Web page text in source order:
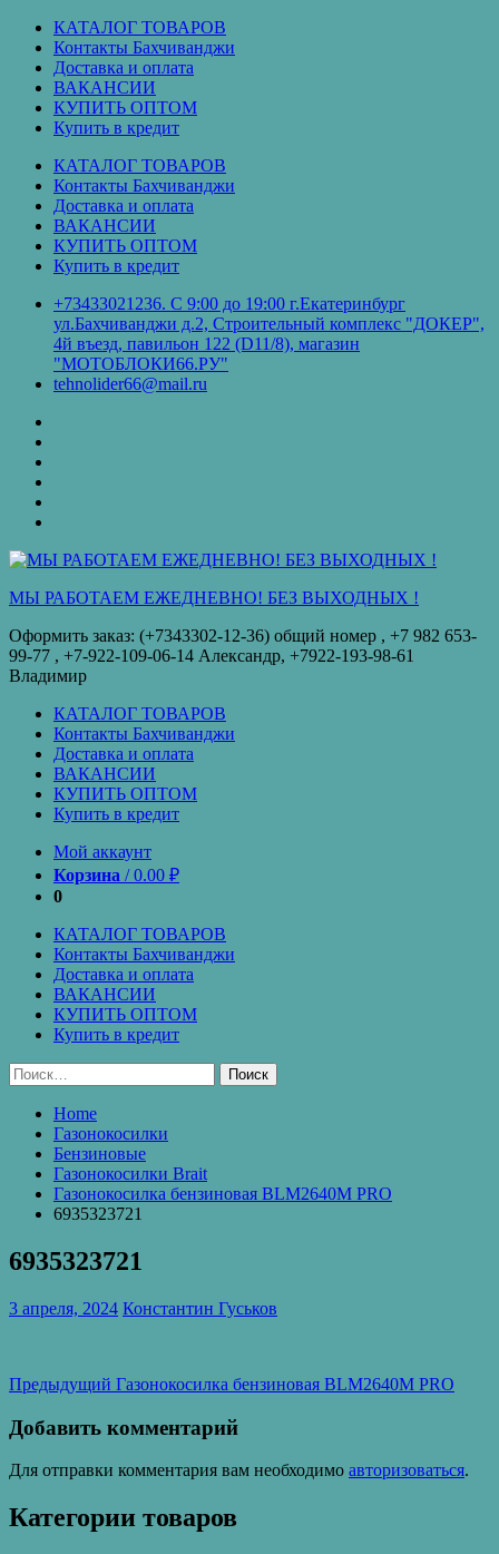
Перейти
содержимому
КАТАЛОГ ТОВАРОВ
Контакты Бахчиванджи
Доставка и оплата
ВАКАНСИИ
КУПИТЬ ОПТОМ
Купить в кредит
КАТАЛОГ ТОВАРОВ
Контакты Бахчиванджи
Доставка и оплата
ВАКАНСИИ
КУПИТЬ ОПТОМ
Купить в кредит
+73433021236. С 9:00 до 19:00 г.Екатеринбург
ул.Бахчиванджи д.2, Строительный комплекс "ДОКЕР",
4й въезд, павильон 122 (D11/8), магазин
"МОТОБЛОКИ66.РУ"
tehnolider66@mail.ru
кредит
МЫ РАБОТАЕМ ЕЖЕДНЕВНО! БЕЗ ВЫХОДНЫХ !
Оформить заказ: (+7343302-12-36) общий номер , ‪+7 982 653-
99-77‬ , +7-922-109-06-14 Александр, +7922-193-98-61
Владимир
КАТАЛОГ ТОВАРОВ
Контакты Бахчиванджи
Доставка и оплата
ВАКАНСИИ
КУПИТЬ ОПТОМ
Купить в кредит
Мой аккаунт
Корзина /0.00 ₽
0
КАТАЛОГ ТОВАРОВ
Контакты Бахчиванджи
Доставка и оплата
ВАКАНСИИ
КУПИТЬ ОПТОМ
Купить в кредит
Найти:
Home
Газонокосилки
Бензиновые
Газонокосилки Brait
Газонокосилка бензиновая BLM2640M PRO
6935323721
6935323721
3 апреля, 2024 Константин Гуськов
Навигация
по
записям
Предыдущий Предыдущая
Газонокосилка бензиновая BLM2640M PRO
Добавить комментарий
Для отправки комментария вам необходимо авторизоваться.
Категории товаров